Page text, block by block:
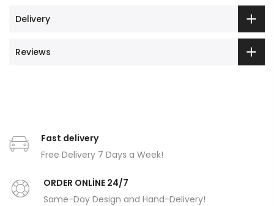
Delivery
Reviews
Fast delivery
Free Delivery 7 Days a Week!
ORDER ONLİNE 24/7
Same-Day Design and Hand-Delivery!